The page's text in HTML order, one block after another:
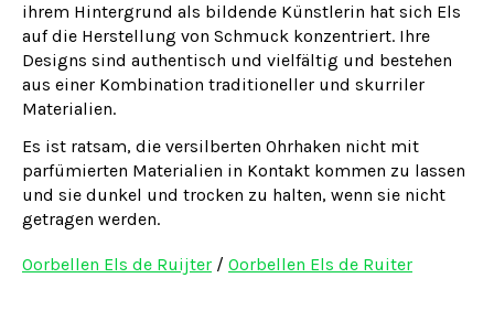
ihrem Hintergrund als bildende Künstlerin hat sich Els
auf die Herstellung von Schmuck konzentriert. Ihre
Designs sind authentisch und vielfältig und bestehen
aus einer Kombination traditioneller und skurriler
Materialien.
Es ist ratsam, die versilberten Ohrhaken nicht mit
parfümierten Materialien in Kontakt kommen zu lassen
und sie dunkel und trocken zu halten, wenn sie nicht
getragen werden.
Oorbellen Els de Ruijter / Oorbellen Els de Ruiter